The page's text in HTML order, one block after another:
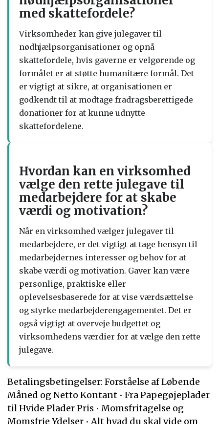
med skattefordele?
Virksomheder kan give julegaver til
nødhjælpsorganisationer og opnå
skattefordele, hvis gaverne er velgørende og
formålet er at støtte humanitære formål. Det
er vigtigt at sikre, at organisationen er
godkendt til at modtage fradragsberettigede
donationer for at kunne udnytte
skattefordelene.
Hvordan kan en virksomhed
vælge den rette julegave til
medarbejdere for at skabe
værdi og motivation?
Når en virksomhed vælger julegaver til
medarbejdere, er det vigtigt at tage hensyn til
medarbejdernes interesser og behov for at
skabe værdi og motivation. Gaver kan være
personlige, praktiske eller
oplevelsesbaserede for at vise værdsættelse
og styrke medarbejderengagementet. Det er
også vigtigt at overveje budgettet og
virksomhedens værdier for at vælge den rette
julegave.
Betalingsbetingelser: Forståelse af Løbende
Måned og Netto Kontant • Fra Papegøjeplader
til Hvide Plader Pris • Momsfritagelse og
Momsfrie Ydelser • Alt hvad du skal vide om